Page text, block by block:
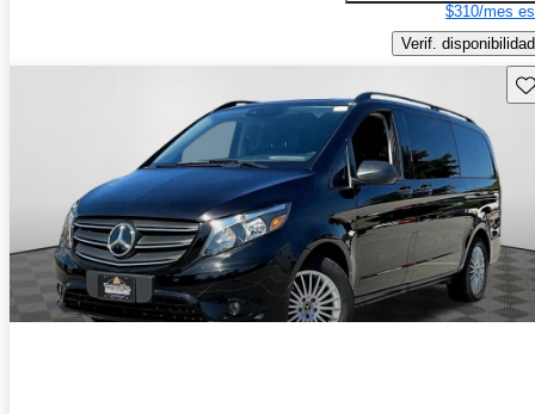
$310/mes
Verif. disponibilidad